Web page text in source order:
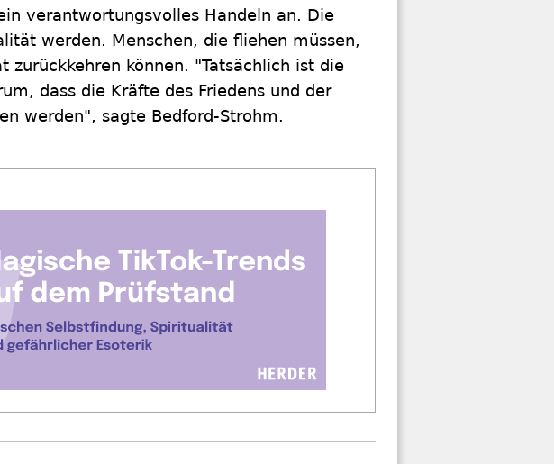
verantwortungsvolles Handeln an. Die
werden. Menschen, die fliehen müssen,
können. "Tatsächlich ist die
dass die Kräfte des Friedens und der
werden", sagte Bedford-Strohm.